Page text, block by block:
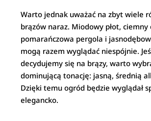
Warto jednak uważać na zbyt wiele
brązów naraz. Miodowy płot, ciemny
pomarańczowa pergola i
mogą razem wyglądać niespójnie.
decydujemy się na brązy, warto
dominującą tonację: jasną, średnią
Dzięki temu ogród będzie wyglądał
elegancko.